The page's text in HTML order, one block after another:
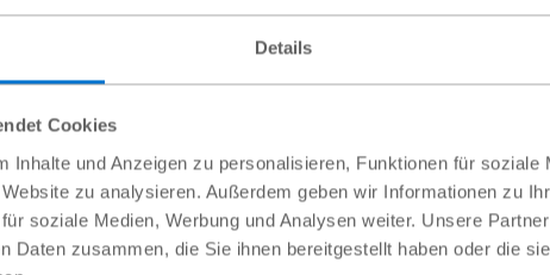
Details
Cookies
Inhalte und Anzeigen zu personalisieren, Funktionen für soziale
zu analysieren. Außerdem geben wir Informationen zu
soziale Medien, Werbung und Analysen weiter. Unsere
Daten zusammen, die Sie ihnen bereitgestellt haben oder die
will das in seinem
nach Libyen aus – er
Arbeitsmarkt des
Landes nicht Fuß
stattdessen bettelnd